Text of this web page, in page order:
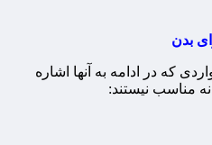
بدن
که در ادامه به آنها اشاره
مناسب نیستند: